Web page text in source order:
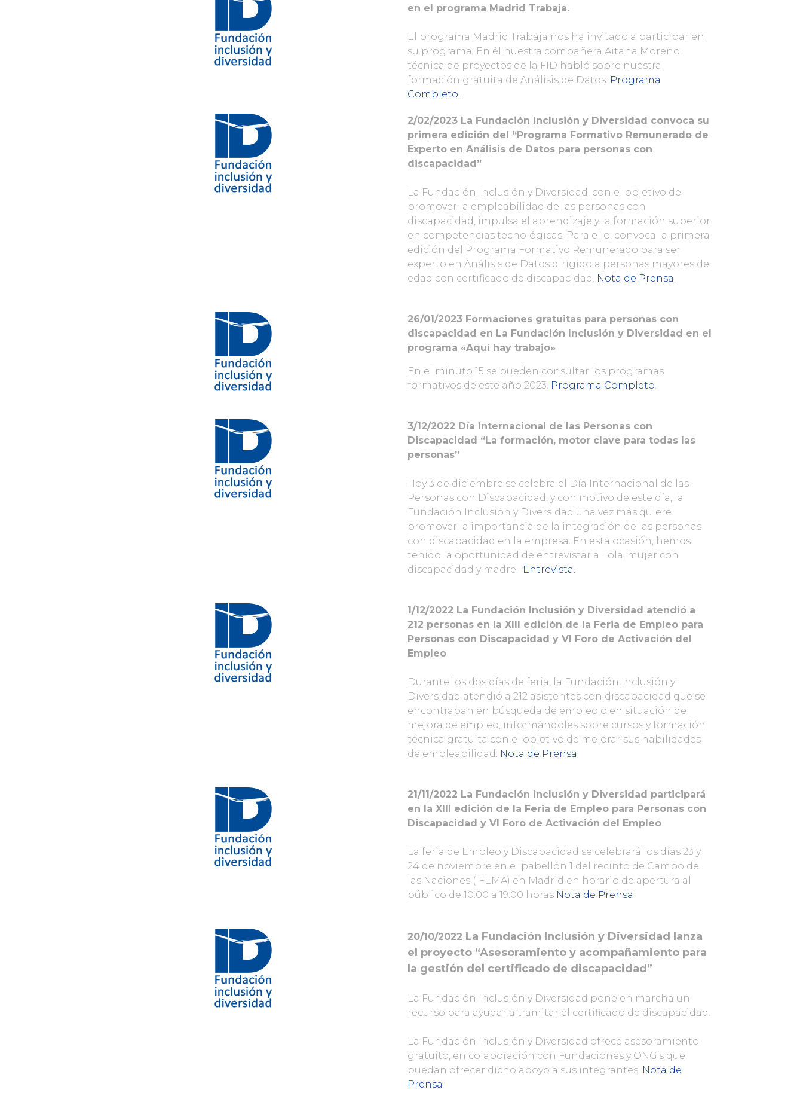
en el programa Madrid Trabaja.
El programa Madrid Trabaja nos ha invitado a participar en
su programa. En él nuestra compañera Aitana Moreno,
técnica de proyectos de la FID habló sobre nuestra
formación gratuita de Análisis de Datos. Programa
Completo.
2/02/2023 La Fundación Inclusión y Diversidad convoca su
primera edición del “Programa Formativo Remunerado de
Experto en Análisis de Datos para personas con
discapacidad”
La Fundación Inclusión y Diversidad, con el objetivo de
promover la empleabilidad de las personas con
discapacidad, impulsa el aprendizaje y la formación superior
en competencias tecnológicas. Para ello, convoca la primera
edición del Programa Formativo Remunerado para ser
experto en Análisis de Datos dirigido a personas mayores de
edad con certificado de discapacidad.
Nota de Prensa.
26/01/2023 Formaciones gratuitas para personas con
discapacidad en La Fundación Inclusión y Diversidad en el
programa «Aquí hay trabajo»
En el minuto 15 se pueden consultar los programas
formativos de este año 2023. Programa Completo
3/12/2022 Día Internacional de las Personas con
Discapacidad “La formación, motor clave para todas las
personas”
Hoy 3 de diciembre se celebra el Día Internacional de las
Personas con Discapacidad, y con motivo de este día, la
Fundación Inclusión y Diversidad una vez más quiere
promover la importancia de la integración de las personas
con discapacidad en la empresa. En esta ocasión, hemos
tenido la oportunidad de entrevistar a Lola, mujer con
discapacidad y madre.
Entrevista.
1/12/2022 La Fundación Inclusión y Diversidad atendió a
212 personas en la XIII edición de la Feria de Empleo para
Personas con Discapacidad y VI Foro de Activación del
Empleo
Durante los dos días de feria, la Fundación Inclusión y
Diversidad atendió a 212 asistentes con discapacidad que se
encontraban en búsqueda de empleo o en situación de
mejora de empleo, informándoles sobre cursos y formación
técnica gratuita con el objetivo de mejorar sus habilidades
de empleabilidad.
Nota de Prensa
21/11/2022 La Fundación Inclusión y Diversidad participará
en la XIII edición de la Feria de Empleo para Personas con
Discapacidad y VI Foro de Activación del Empleo
La feria de Empleo y Discapacidad se celebrará los días 23 y
24 de noviembre en el pabellón 1 del recinto de Campo de
las Naciones (IFEMA) en Madrid en horario de apertura al
público de 10:00 a 19:00 horas Nota de Prensa
20/10/2022 La Fundación Inclusión y Diversidad lanza
el proyecto “Asesoramiento y acompañamiento para
la gestión del certificado de discapacidad”
La Fundación Inclusión y Diversidad pone en marcha un
recurso para ayudar a tramitar el certificado de discapacidad.
La Fundación Inclusión y Diversidad ofrece asesoramiento
gratuito, en colaboración con Fundaciones y ONG’s que
puedan ofrecer dicho apoyo a sus integrantes. Nota de
Prensa